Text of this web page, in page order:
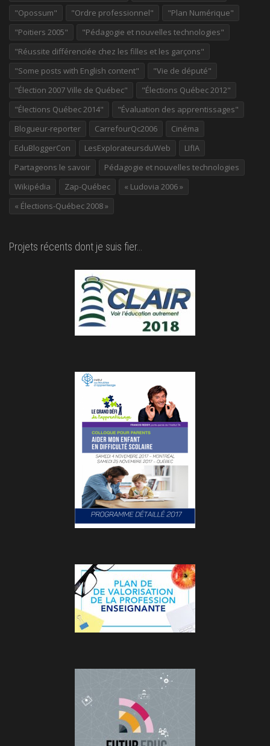
"Opossum"
"Ordre professionnel"
"Plan Numérique"
"Poitiers 2005"
"Pédagogie et nouvelles technologies"
"Réussite différenciée chez les filles et les garçons"
"Some posts with English content"
"Vie de député"
"Élection 2007 Ville de Québec"
"Élections Québec 2012"
"Élections Québec 2014"
"Évaluation des apprentissages"
Blogueur-reporter
CarrefourQc2006
Cinéma
EduBloggerCon
LesExplorateursduWeb
LIfIA
Partageons le savoir
Pédagogie et nouvelles technologies
Wikipédia
Zap-Québec
« Ludovia 2006 »
« Élections-Québec 2008 »
Projets récents dont je suis fier…